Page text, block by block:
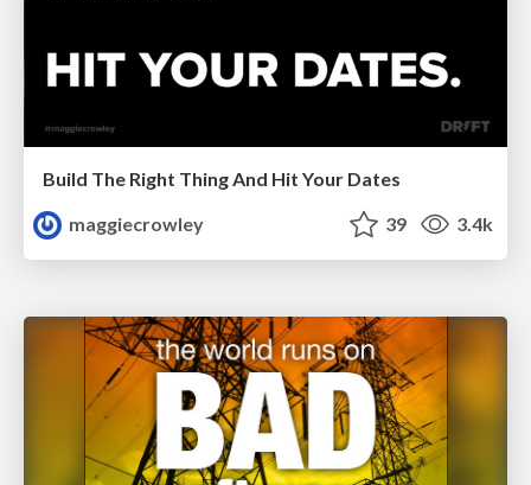
Build The Right Thing And Hit Your Dates
maggiecrowley
39 3.4k